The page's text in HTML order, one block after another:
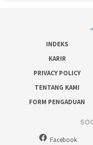
INDEKS
KARIR
PRIVACY POLICY
TENTANG KAMI
FORM PENGADUAN
Facebook